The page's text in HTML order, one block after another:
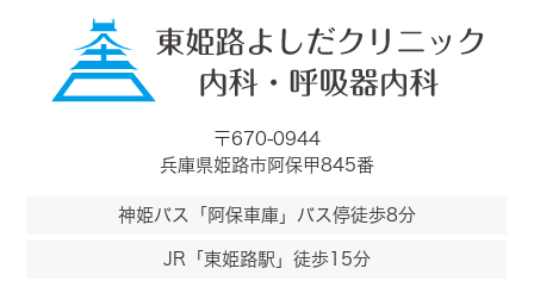
〒670-0944
兵庫県姫路市阿保甲845番
神姫バス「阿保車庫」バス停徒歩8分
JR「東姫路駅」徒歩15分